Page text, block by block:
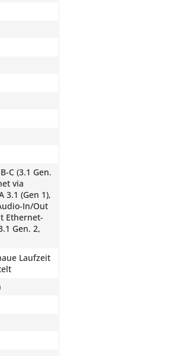
C (3.1 Gen.
via
3.1 (Gen 1),
In/Out
Ethernet-
Gen. 2,
Laufzeit